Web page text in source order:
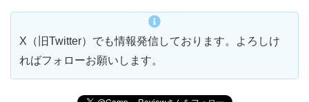
X（旧Twitter）でも情報発信しております。よろしけ
ればフォローお願いします。